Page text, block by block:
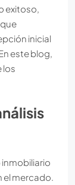
exitoso,
inicial
este blog,
los
mercado.